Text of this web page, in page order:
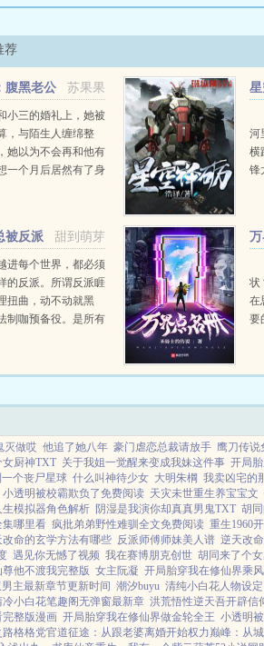
荐
苏果果
腹黑老公
小三的婚礼上，她被
，与陌生人缠绵整
她以为不会再和他有
一个月后居然有了身
河
横
锋
射
甜到萌芽
被反派
进每个世界，都必须
的反派。所谓反派睚
扭曲，动不动就黑
制咖预备役。是所有
童岁。世界一虫族...
状
在
要
灭做哎 他追了她八年 豪门虐恋总裁请放手 鹰刀传说
厨神TXT 关于我姐一觉醒来变成我妹这件事 开局
个丧尸星球 什么叫神待少女 大明朱棡 我卖凶宅的
小透明被校霸欺负了免费阅读 天灾未世重生养宝宝文
生模拟器角色解析 阴湿是我演你却真真男鬼TXT 胡
集哪里看 疯批弟弟野性难驯全文免费阅读 重生1960
改命的玄学方法有哪些 反派师傅师妹美人谱 逆天改
遇见你无憾了视频 我在赛博朋克创世 胡同来了个
尊他不渡我完整版 女主阮凝 开局胎穿我在修仙界乘
主最新章节更新时间 潮汐buyu 清纯小白花人物设定
冷小白花笔趣阁无弹窗最新章 洪荒悟性逆天吾开辟信
整版漫画 开局胎穿我在修仙界做金轮全王 小透明
路格格党官道征途：从跟老婆离婚开始权力巅峰：从